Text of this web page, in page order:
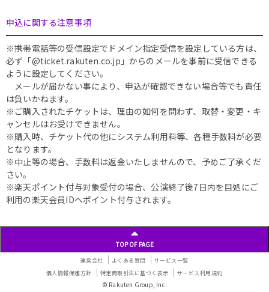
申込に関する注意事項
※携帯電話等の受信設定でドメイン指定受信を設定している方は、
必ず「@ticket.rakuten.co.jp」からのメールを事前に受信できる
ように設定してください。
メールが届かない事により、申込が確認できない場合等でも責任
は負いかねます。
※ご購入されたチケットは、理由の如何を問わず、取替・変更・キ
ャンセルはお受けできません。
※購入時、チケット代の他にシステム利用料等、各種手数料が必要
となります。
※中止等の場合、手数料は返金いたしませんので、予めご了承くだ
さい。
※楽天ポイント付与対象受付の場合、公演終了後7日内を目処にご
利用の楽天会員IDへポイント付与されます。
TOP OF PAGE
運営会社 よくある質問
サービス一覧
個人情報保護方針
特定商取引法に基づく表示 サービス利用規約
© Rakuten Group, Inc.